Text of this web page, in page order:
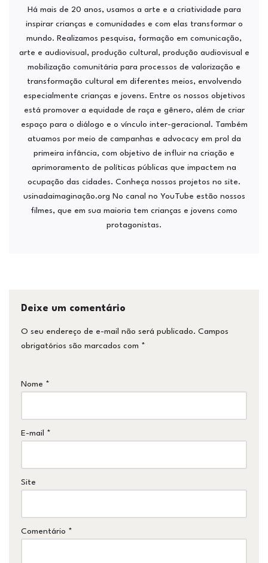
Há mais de 20 anos, usamos a arte e a criatividade para
inspirar crianças e comunidades e com elas transformar o
mundo. Realizamos pesquisa, formação em comunicação,
arte e audiovisual, produção cultural, produção audiovisual e
mobilização comunitária para processos de valorização e
transformação cultural em diferentes meios, envolvendo
especialmente crianças e jovens. Entre os nossos objetivos
está promover a equidade de raça e gênero, além de criar
espaço para o diálogo e o vínculo inter-geracional. Também
atuamos por meio de campanhas e advocacy em prol da
primeira infância, com objetivo de influir na criação e
aprimoramento de políticas públicas que impactem na
ocupação das cidades. Conheça nossos projetos no site.
usinadaimaginação.org No canal no YouTube estão nossos
filmes, que em sua maioria tem crianças e jovens como
protagonistas.
Deixe um comentário
O seu endereço de e-mail não será publicado. Campos
obrigatórios são marcados com *
Nome *
E-mail *
Site
Comentário *